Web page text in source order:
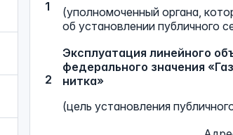
1
(уполномоченный органа,
об установлении публичного
2
Эксплуатация линейного
федерального значения
нитка»
(цель установления